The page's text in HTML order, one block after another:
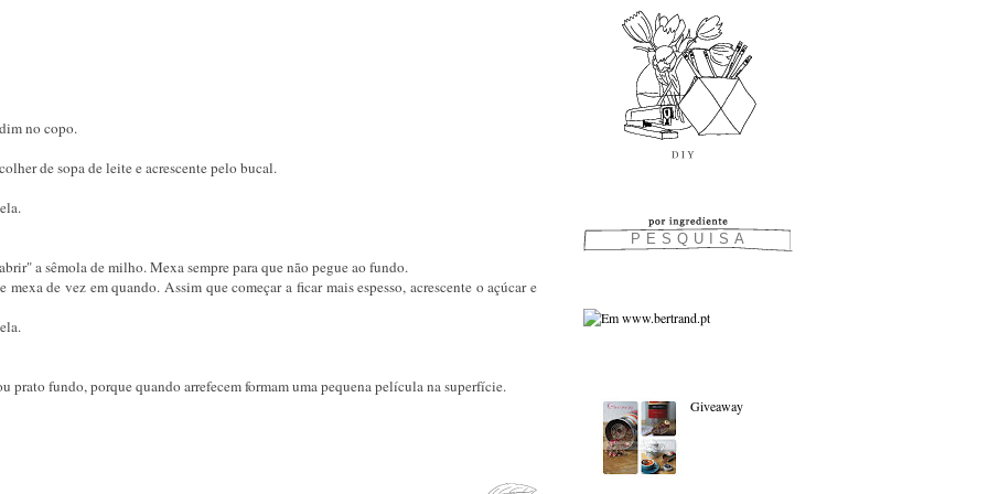
no copo.
de sopa de leite e acrescente pelo bucal.
a sêmola de milho. Mexa sempre para que não pegue ao fundo.
de vez em quando. Assim que começar a ficar mais espesso, acrescente o açúcar e
prato fundo, porque quando arrefecem formam uma pequena película na superfície.
Giveaway